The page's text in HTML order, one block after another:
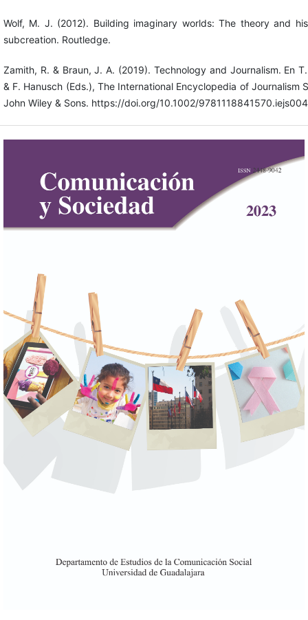
Wolf, M. J. (2012). Building imaginary worlds: The theory and
subcreation. Routledge.
Zamith, R. & Braun, J. A. (2019). Technology and Journalism. En
& F. Hanusch (Eds.), The International Encyclopedia of Journalism
John Wiley & Sons. https://doi.org/10.1002/